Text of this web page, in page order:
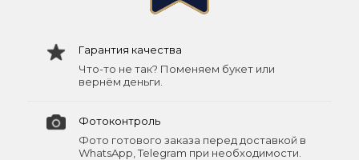
Гарантия качества
Что-то не так? Поменяем букет или
вернём деньги.
Фотоконтроль
Фото готового заказа перед доставкой в
WhatsApp, Telegram при необходимости.